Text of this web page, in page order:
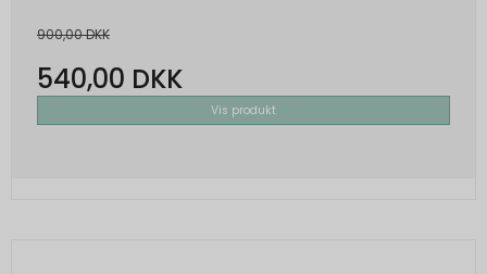
900,00 DKK
540,00 DKK
Vis produkt